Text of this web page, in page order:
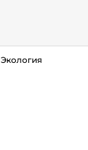
Экология